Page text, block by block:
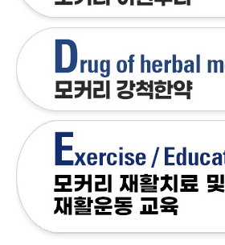
- 허리디스크와 협
협착증이 아닐 가
- 척추관이 좁아져
람이 많은 이유
- 척추협착증 치료
- 척추협착증과 근
있습니다.